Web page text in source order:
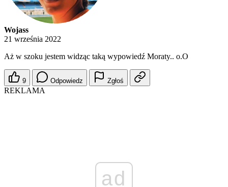
Wojass
21 września 2022
Aż w szoku jestem widząc taką wypowiedź Moraty.. o.O
9 Odpowiedz Zgłoś
REKLAMA
ad